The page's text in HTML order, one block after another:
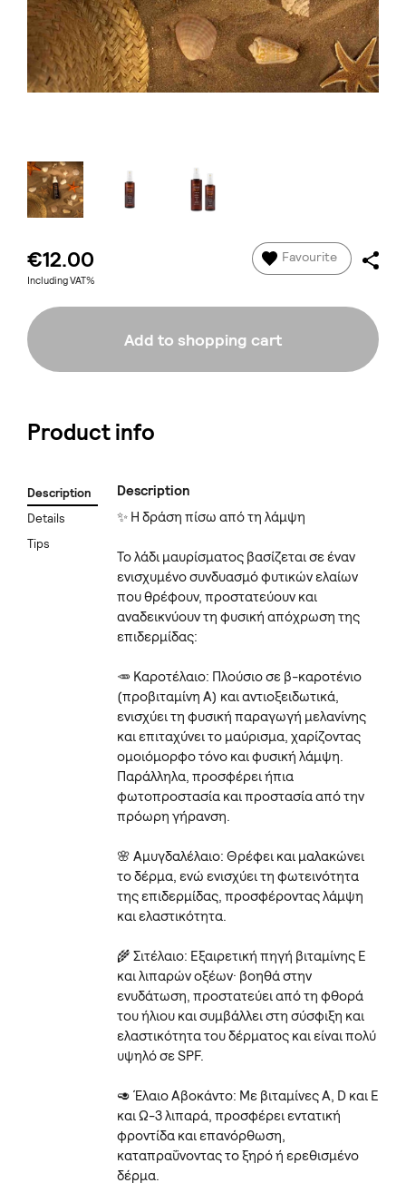
€12.00
Including VAT%
Favourite
Add to shopping cart
Product info
Description
Details
Tips
Description
✨ Η δράση πίσω από τη λάμψη
Το λάδι μαυρίσματος βασίζεται σε έναν
ενισχυμένο συνδυασμό φυτικών ελαίων
που θρέφουν, προστατεύουν και
αναδεικνύουν τη φυσική απόχρωση της
επιδερμίδας:
🥕 Καροτέλαιο: Πλούσιο σε β-καροτένιο
(προβιταμίνη Α) και αντιοξειδωτικά,
ενισχύει τη φυσική παραγωγή μελανίνης
και επιταχύνει το μαύρισμα, χαρίζοντας
ομοιόμορφο τόνο και φυσική λάμψη.
Παράλληλα, προσφέρει ήπια
φωτοπροστασία και προστασία από την
πρόωρη γήρανση.
🌸 Αμυγδαλέλαιο: Θρέφει και μαλακώνει
το δέρμα, ενώ ενισχύει τη φωτεινότητα
της επιδερμίδας, προσφέροντας λάμψη
και ελαστικότητα.
🌾 Σιτέλαιο: Εξαιρετική πηγή βιταμίνης Ε
και λιπαρών οξέων· βοηθά στην
ενυδάτωση, προστατεύει από τη φθορά
του ήλιου και συμβάλλει στη σύσφιξη και
ελαστικότητα του δέρματος και είναι πολύ
υψηλό σε SPF.
🥑 Έλαιο Αβοκάντο: Με βιταμίνες A, D και Ε
και Ω-3 λιπαρά, προσφέρει εντατική
φροντίδα και επανόρθωση,
καταπραΰνοντας το ξηρό ή ερεθισμένο
δέρμα.